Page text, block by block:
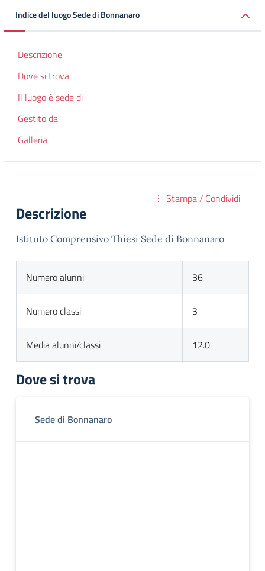
Indice del luogo Sede di Bonnanaro
Descrizione
Dove si trova
Il luogo è sede di
Gestito da
Galleria
Stampa / Condividi
Descrizione
Istituto Comprensivo Thiesi Sede di Bonnanaro
Numero alunni 36
Numero classi 3
Media alunni/classi 12.0
Dove si trova
Sede di Bonnanaro